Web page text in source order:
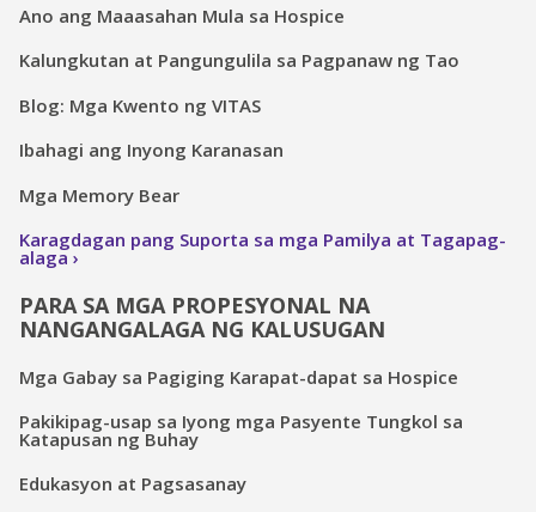
Ano ang Maaasahan Mula sa Hospice
Kalungkutan at Pangungulila sa Pagpanaw ng Tao
Blog: Mga Kwento ng VITAS
Ibahagi ang Inyong Karanasan
Mga Memory Bear
Karagdagan pang Suporta sa mga Pamilya at Tagapag-
alaga
PARA SA MGA PROPESYONAL NA
NANGANGALAGA NG KALUSUGAN
Mga Gabay sa Pagiging Karapat-dapat sa Hospice
Pakikipag-usap sa Iyong mga Pasyente Tungkol sa
Katapusan ng Buhay
Edukasyon at Pagsasanay